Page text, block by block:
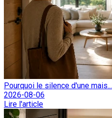
Pourquoi le silence d'une mais...
2026-08-06
Lire l'article